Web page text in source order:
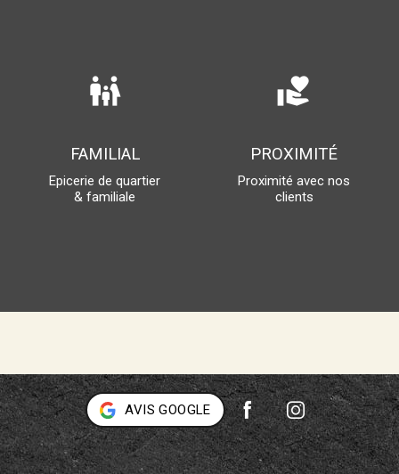
family_restroom
FAMILIAL
Epicerie de quartier
& familiale
volunteer_activism
PROXIMITÉ
Proximité avec nos
clients
AVIS GOOGLE